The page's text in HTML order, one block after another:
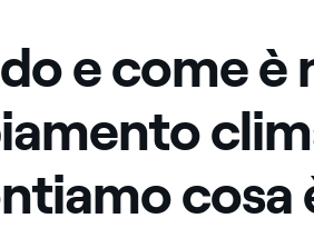
e come è
cosa